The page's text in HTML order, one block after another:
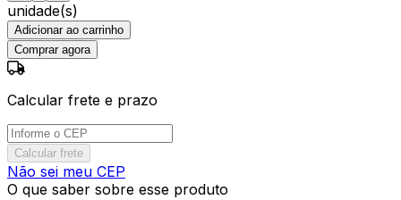
unidade(s)
Adicionar ao carrinho
Comprar agora
Calcular frete e prazo
Calcular frete
Não sei meu CEP
O que saber sobre esse produto